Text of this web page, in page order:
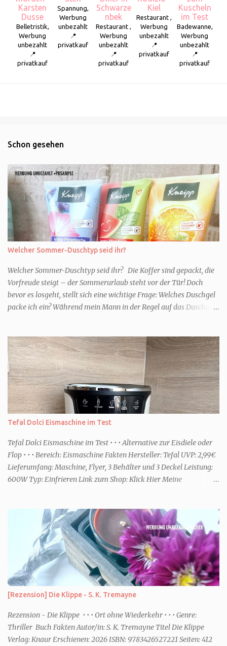
Karsten
Dusse
Belletristik,
Werbung
unbezahlt
📍
privatkauf
Spannung,
Werbung
unbezahlt
📍
privatkauf
Schwarze
nbek
Restaurant ,
Werbung
unbezahlt
📍
privatkauf
Kiel
Restaurant ,
Werbung
unbezahlt
📍
privatkauf
Kuscheln
im Test
Badewanne,
Werbung
unbezahlt
📍
privatkauf
Schon gesehen
Welcher Sommer-Duschtyp seid ihr?
Welcher Sommer-Duschtyp seid ihr? Die Koffer sind gepackt, die
Vorfreude steigt – der Sommerurlaub steht vor der Tür! Doch
bevor es losgeht, stellt sich eine wichtige Frage: Welches Duschgel
packe ich ein? Während mein Mann in der Regel auf das Duschgel
Urlaub Entspannung und Wellness. Falls ihr ähnlich denkt, lasst
uns doch herausfinden, welcher Duschtyp ihr seid. TYP
GENIESSER Egal, ob Strand oder Städtetrip - für euch gehört
gutes Essen, ein guter Wein oder Cocktail, vielleicht ein gutes Buch
dazu. Ihr liebt es Sonnenuntergänge zu beobachten und genießt
einfach jeden Moment. Dann seid ihr wie ich der Typ Genießer.
Hier empfehle ich tatsächlich Düfte die zur Jahreszeit passen, weil
einem frisch-fruchtigen Duft, wie die Kneipp Aroma-Pflegedusche
“ Sommer Flirt ...
Tefal Dolci Eismaschine im Test
Tefal Dolci Eismaschine im Test • • • Alternative zur Eisdiele oder
Flop • • • Bereich: Eismaschine Fakten Hersteller: Tefal UVP: 2,99€
Lieferumfang: Maschine, Flyer, 3 Behälter und 3 Deckel Leistung:
600W Typ: Einfrieren Link zum Shop: Klick Hier Meine
ausgepackt und aufgebaut. Eine Anleitung ist dabei, die enthält
aber nicht viele Informationen. Ob die Behälter in die
Spülmaschine dürfen oder ähnliches, habe ich dort jedenfalls nicht
entnehmen können. Rezepte gibt es über eine Art Flyer. Dort sind
Online ein paar Rezepte für die unterschiedlichsten Funktionen des
Gerätes. Für den Aufbau habe ich keine fünf Minuten benötigt. Die
Optik Die Optik ist nett. Sie erinnert mich von der Größe her an
eine Kaffeemaschine. Farblich ist sie dezent und passt zum Eis. Ich
würde sagen Retro meets Moderne. Das Bedienfeld hat eine ...
[Rezension] Die Klippe - S. K. Tremayne
Rezension - Die Klippe • • • Ort ohne Wiederkehr • • • Genre:
Thriller Buch Fakten Autor/in: S. K. Tremayne Titel Die Klippe
Verlag: Knaur Erschienen: 2026 ISBN: 9783426527221 Seiten: 412